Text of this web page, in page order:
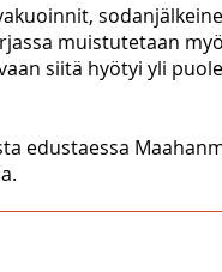
muistutetaan
siitä hyötyi yli
edustaessa